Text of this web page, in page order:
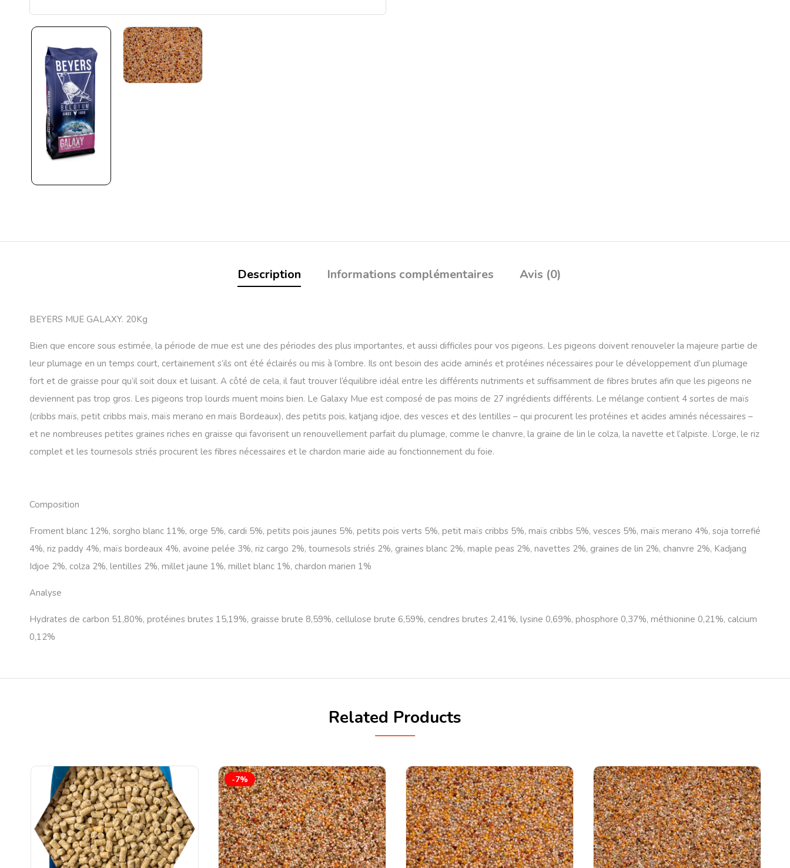
Description Informations complémentaires Avis (0)
BEYERS MUE GALAXY. 20Kg
Bien que encore sous estimée, la période de mue est une des périodes des plus importantes, et aussi difficiles pour vos pigeons. Les pigeons doivent renouveler la majeure partie de
leur plumage en un temps court, certainement s’ils ont été éclairés ou mis à l’ombre. Ils ont besoin des acide aminés et protéines nécessaires pour le développement d’un plumage
fort et de graisse pour qu’il soit doux et luisant. A côté de cela, il faut trouver l’équilibre idéal entre les différents nutriments et suffisamment de fibres brutes afin que les pigeons ne
deviennent pas trop gros. Les pigeons trop lourds muent moins bien. Le Galaxy Mue est composé de pas moins de 27 ingrédients différents. Le mélange contient 4 sortes de maïs
(cribbs maïs, petit cribbs maïs, maïs merano en maïs Bordeaux), des petits pois, katjang idjoe, des vesces et des lentilles – qui procurent les protéines et acides aminés nécessaires –
et ne nombreuses petites graines riches en graisse qui favorisent un renouvellement parfait du plumage, comme le chanvre, la graine de lin le colza, la navette et l’alpiste. L’orge, le riz
complet et les tournesols striés procurent les fibres nécessaires et le chardon marie aide au fonctionnement du foie.
Composition
Froment blanc 12%, sorgho blanc 11%, orge 5%, cardi 5%, petits pois jaunes 5%, petits pois verts 5%, petit maïs cribbs 5%, maïs cribbs 5%, vesces 5%, maïs merano 4%, soja torrefié
4%, riz paddy 4%, maïs bordeaux 4%, avoine pelée 3%, riz cargo 2%, tournesols striés 2%, graines blanc 2%, maple peas 2%, navettes 2%, graines de lin 2%, chanvre 2%, Kadjang
Idjoe 2%, colza 2%, lentilles 2%, millet jaune 1%, millet blanc 1%, chardon marien 1%
Analyse
Hydrates de carbon 51,80%, protéines brutes 15,19%, graisse brute 8,59%, cellulose brute 6,59%, cendres brutes 2,41%, lysine 0,69%, phosphore 0,37%, méthionine 0,21%, calcium
0,12%
Related Products
-7%